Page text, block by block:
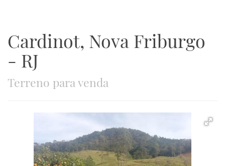
Cardinot, Nova Friburgo
- RJ
Terreno para venda